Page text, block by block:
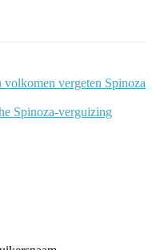
vergeten Spinoza
Spinoza-verguizing